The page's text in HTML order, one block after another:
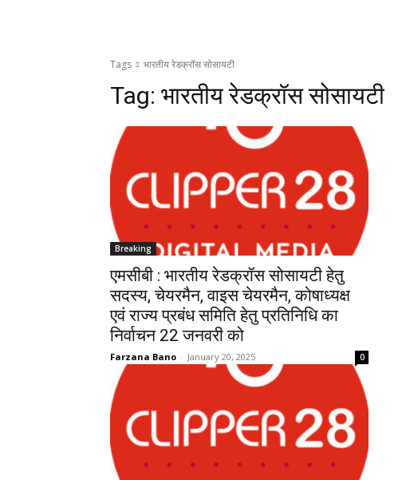
Tags भारतीय रेडक्रॉस सोसायटी
Tag: भारतीय रेडक्रॉस सोसायटी
Breaking
एमसीबी : भारतीय रेडक्रॉस सोसायटी हेतु
सदस्य, चेयरमैन, वाइस चेयरमैन, कोषाध्यक्ष
एवं राज्य प्रबंध समिति हेतु प्रतिनिधि का
निर्वाचन 22 जनवरी को
Farzana Bano - January 20, 2025 0